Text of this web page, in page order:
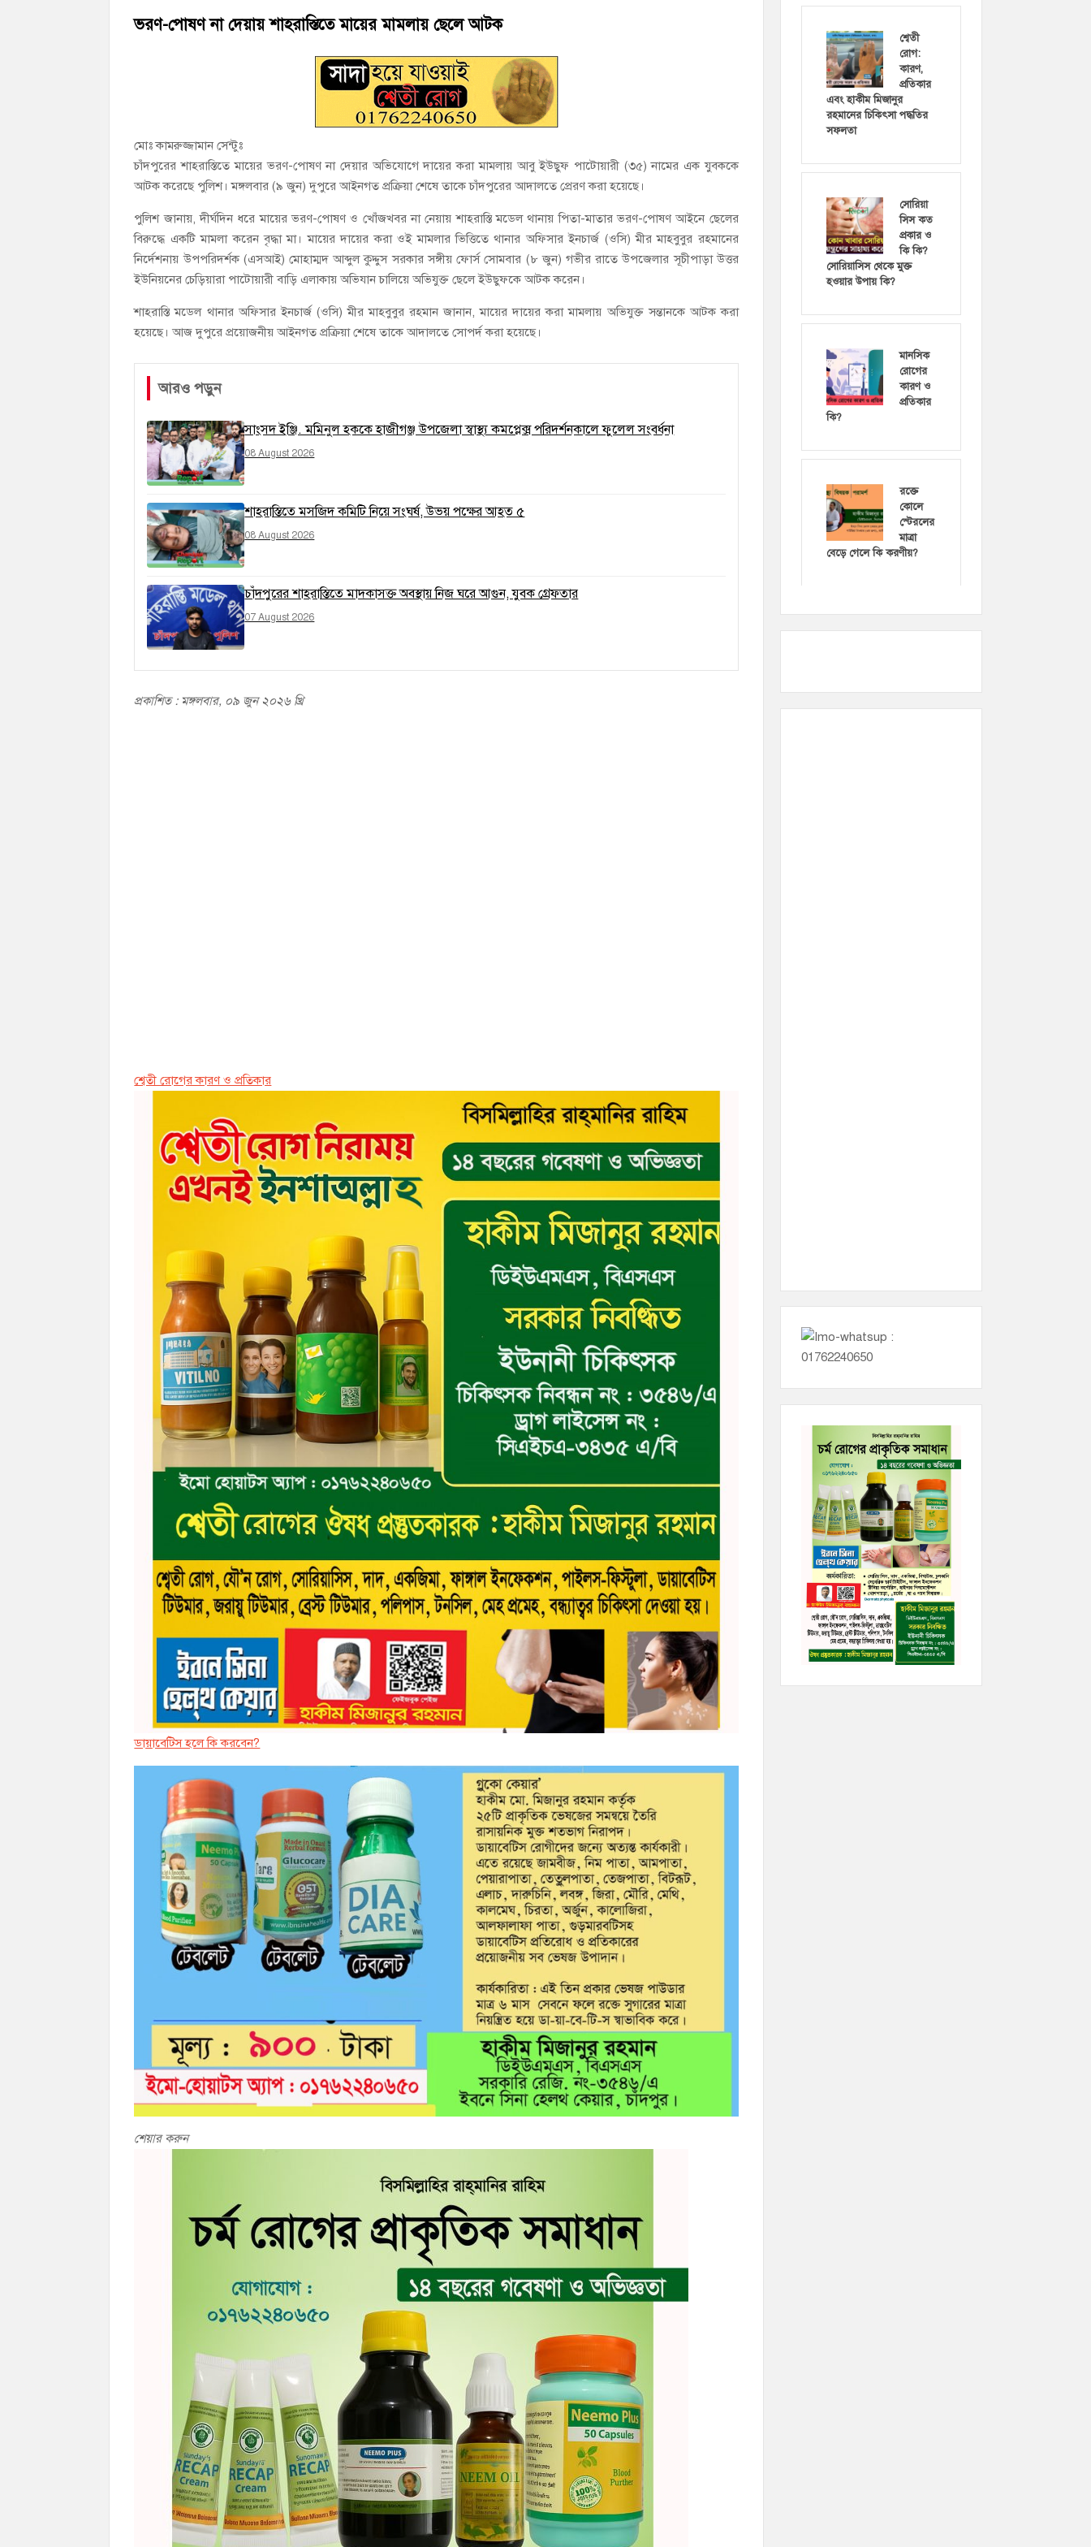
হাজীগঞ্জের রাজারগাঁও উবিতে জুলাই গণঅভ্যুত্থান দিবস পালন
ভরণ-পোষণ না দেয়ায় শাহরাস্তিতে মায়ের মামলায় ছেলে আটক
মোঃ কামরুজ্জামান সেন্টুঃ
চাঁদপুরের শাহরাস্তিতে মায়ের ভরণ-পোষণ না দেয়ার অভিযোগে দায়ের করা মামলায় আবু ইউছুফ পাটোয়ারী (৩৫) নামের এক যুবককে
আটক করেছে পুলিশ। মঙ্গলবার (৯ জুন) দুপুরে আইনগত প্রক্রিয়া শেষে তাকে চাঁদপুরের আদালতে প্রেরণ করা হয়েছে।
পুলিশ জানায়, দীর্ঘদিন ধরে মায়ের ভরণ-পোষণ ও খোঁজখবর না নেয়ায় শাহরাস্তি মডেল থানায় পিতা-মাতার ভরণ-পোষণ আইনে ছেলের
বিরুদ্ধে একটি মামলা করেন বৃদ্ধা মা। মায়ের দায়ের করা ওই মামলার ভিত্তিতে থানার অফিসার ইনচার্জ (ওসি) মীর মাহবুবুর রহমানের
নির্দেশনায় উপপরিদর্শক (এসআই) মোহাম্মদ আব্দুল কুদ্দুস সরকার সঙ্গীয় ফোর্স সোমবার (৮ জুন) গভীর রাতে উপজেলার সূচীপাড়া উত্তর
ইউনিয়নের চেড়িয়ারা পাটোয়ারী বাড়ি এলাকায় অভিযান চালিয়ে অভিযুক্ত ছেলে ইউছুফকে আটক করেন।
শাহরাস্তি মডেল থানার অফিসার ইনচার্জ (ওসি) মীর মাহবুবুর রহমান জানান, মায়ের দায়ের করা মামলায় অভিযুক্ত সন্তানকে আটক করা
হয়েছে। আজ দুপুরে প্রয়োজনীয় আইনগত প্রক্রিয়া শেষে তাকে আদালতে সোপর্দ করা হয়েছে।
আরও পড়ুন
সাংসদ ইঞ্জি. মমিনুল হককে হাজীগঞ্জ উপজেলা স্বাস্থ্য কমপ্লেক্স পরিদর্শনকালে ফুলেল সংবর্ধনা
08 August 2026
শাহরাস্তিতে মসজিদ কমিটি নিয়ে সংঘর্ষ, উভয় পক্ষের আহত ৫
08 August 2026
চাঁদপুরের শাহরাস্তিতে মাদকাসক্ত অবস্থায় নিজ ঘরে আগুন, যুবক গ্রেফতার
07 August 2026
প্রকাশিত : মঙ্গলবার, ০৯ জুন ২০২৬ খ্রি
শ্বেতী রোগের কারণ ও প্রতিকার
ডায়াবেট্সি হলে কি করবেন?
শেয়ার করুন
শ্বেতী
রোগ:
কারণ,
প্রতিকার
এবং হাকীম মিজানুর
রহমানের চিকিৎসা পদ্ধতির
সফলতা
সোরিয়া
সিস কত
প্রকার ও
কি কি?
সোরিয়াসিস থেকে মুক্ত
হওয়ার উপায় কি?
মানসিক
রোগের
কারণ ও
প্রতিকার
কি?
রক্তে
কোলে
স্টেরলের
মাত্রা
বেড়ে গেলে কি করণীয়?